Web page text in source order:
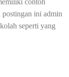
postingan ini admin
seperti yang